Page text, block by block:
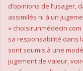
d’opinions de
assimilés ni à un
« choisirunmédecin.com
sa responsabilité dans
sont soumis à une
jugement de valeur,